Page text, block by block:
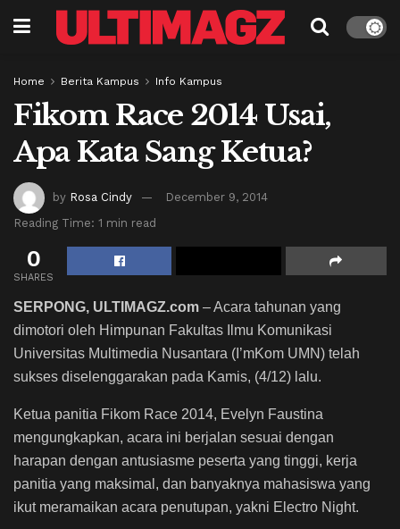
Home Berita Kampus Info Kampus
Fikom Race 2014 Usai,
Apa Kata Sang Ketua?
by Rosa Cindy
December 9, 2014
Reading Time: 1 min read
0
SHARES
SERPONG, ULTIMAGZ.com – Acara tahunan yang
dimotori oleh Himpunan Fakultas Ilmu Komunikasi
Universitas Multimedia Nusantara (I’mKom UMN) telah
sukses diselenggarakan pada Kamis, (4/12) lalu.
Ketua panitia Fikom Race 2014, Evelyn Faustina
mengungkapkan, acara ini berjalan sesuai dengan
harapan dengan antusiasme peserta yang tinggi, kerja
panitia yang maksimal, dan banyaknya mahasiswa yang
ikut meramaikan acara penutupan, yakni Electro Night.